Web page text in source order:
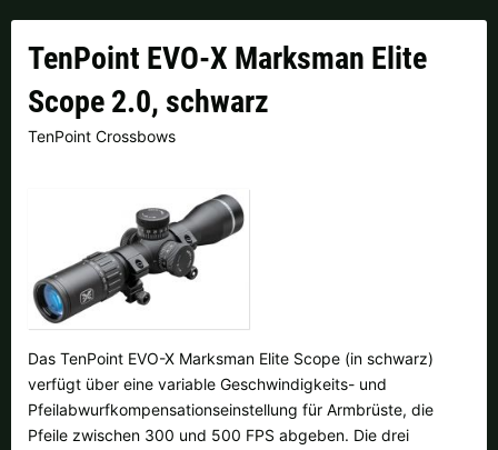
TenPoint EVO-X Marksman Elite
Scope 2.0, schwarz
TenPoint Crossbows
Das TenPoint EVO-X Marksman Elite Scope (in schwarz)
verfügt über eine variable Geschwindigkeits- und
Pfeilabwurfkompensationseinstellung für Armbrüste, die
Pfeile zwischen 300 und 500 FPS abgeben. Die drei
Lettland |€
Portugal |€
Schweiz |Fr.
Slowenien |€
Tschechien | Kč Ungarn |Ft
weitere Länder, siehe unten